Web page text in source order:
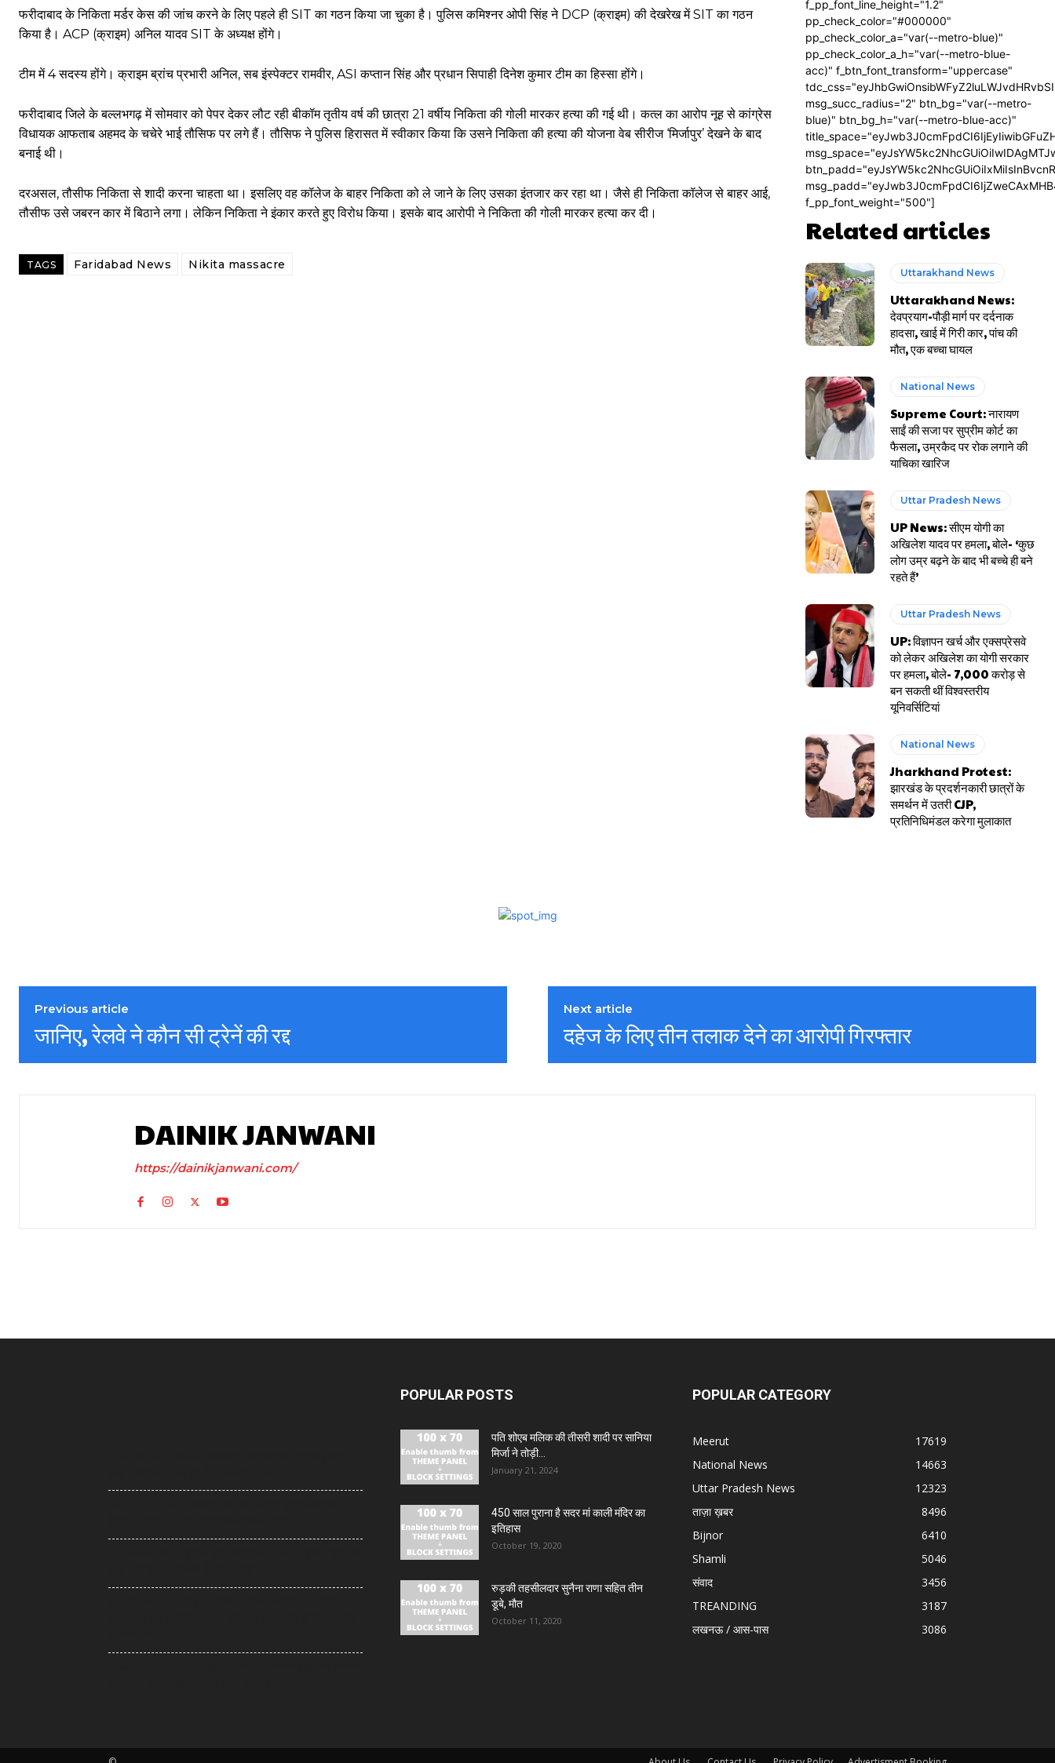
फरीदाबाद के निकिता मर्डर केस की जांच करने के लिए पहले ही SIT का गठन किया जा चुका है। पुलिस कमिश्नर ओपी सिंह ने DCP (क्राइम) की देखरेख में SIT का गठन
किया है। ACP (क्राइम) अनिल यादव SIT के अध्यक्ष होंगे।
टीम में 4 सदस्य होंगे। क्राइम ब्रांच प्रभारी अनिल, सब इंस्पेक्टर रामवीर, ASI कप्तान सिंह और प्रधान सिपाही दिनेश कुमार टीम का हिस्सा होंगे।
फरीदाबाद जिले के बल्लभगढ़ में सोमवार को पेपर देकर लौट रही बीकॉम तृतीय वर्ष की छात्रा 21 वर्षीय निकिता की गोली मारकर हत्या की गई थी। कत्ल का आरोप नूह से कांग्रेस
विधायक आफताब अहमद के चचेरे भाई तौसिफ पर लगे हैं। तौसिफ ने पुलिस हिरासत में स्वीकार किया कि उसने निकिता की हत्या की योजना वेब सीरीज ‘मिर्जापुर’ देखने के बाद
बनाई थी।
दरअसल, तौसीफ निकिता से शादी करना चाहता था। इसलिए वह कॉलेज के बाहर निकिता को ले जाने के लिए उसका इंतजार कर रहा था। जैसे ही निकिता कॉलेज से बाहर आई,
तौसीफ उसे जबरन कार में बिठाने लगा। लेकिन निकिता ने इंकार करते हुए विरोध किया। इसके बाद आरोपी ने निकिता की गोली मारकर हत्या कर दी।
TAGS Faridabad News Nikita massacre
f_pp_font_line_height="1.2"
pp_check_color="#000000"
pp_check_color_a="var(--metro-blue)"
pp_check_color_a_h="var(--metro-blue-
acc)" f_btn_font_transform="uppercase"
msg_succ_radius="2" btn_bg="var(--metro-
blue)" btn_bg_h="var(--metro-blue-acc)"
f_pp_font_weight="500"]
Related articles
Uttarakhand News
Uttarakhand News:
देवप्रयाग-पौड़ी मार्ग पर दर्दनाक
हादसा, खाई में गिरी कार, पांच की
मौत, एक बच्चा घायल
National News
Supreme Court: नारायण
साईं की सजा पर सुप्रीम कोर्ट का
फैसला, उम्रकैद पर रोक लगाने की
याचिका खारिज
Uttar Pradesh News
UP News: सीएम योगी का
अखिलेश यादव पर हमला, बोले- ‘कुछ
लोग उम्र बढ़ने के बाद भी बच्चे ही बने
रहते हैं’
Uttar Pradesh News
UP: विज्ञापन खर्च और एक्सप्रेसवे
को लेकर अखिलेश का योगी सरकार
पर हमला, बोले- 7,000 करोड़ से
बन सकती थीं विश्वस्तरीय
यूनिवर्सिटियां
National News
Jharkhand Protest:
झारखंड के प्रदर्शनकारी छात्रों के
समर्थन में उतरी CJP,
प्रतिनिधिमंडल करेगा मुलाकात
Previous article
जानिए, रेलवे ने कौन सी ट्रेनें की रद्द
Next article
दहेज के लिए तीन तलाक देने का आरोपी गिरफ्तार
DAINIK JANWANI
https://dainikjanwani.com/
POPULAR POSTS
पति शोएब मलिक की तीसरी शादी पर सानिया
मिर्जा ने तोड़ी...
January 21, 2024
450 साल पुराना है सदर मां काली मंदिर का
इतिहास
October 19, 2020
रुड़की तहसीलदार सुनैना राणा सहित तीन
डूबे, मौत
October 11, 2020
POPULAR CATEGORY
Meerut
17619
National News
14663
Uttar Pradesh News
12323
ताज़ा ख़बर
8496
Bijnor
6410
Shamli
5046
संवाद
3456
TREANDING
3187
लखनऊ / आस-पास
3086